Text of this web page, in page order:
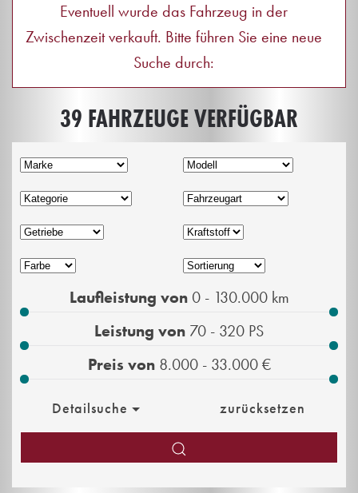
Eventuell wurde das Fahrzeug in der
Zwischenzeit verkauft. Bitte führen Sie eine neue
Suche durch:
39 FAHRZEUGE VERFÜGBAR
Laufleistung von 0 - 130.000km
Leistung von 70 - 320 PS
Preis von 8.000 - 33.000€
Detailsuche zurücksetzen